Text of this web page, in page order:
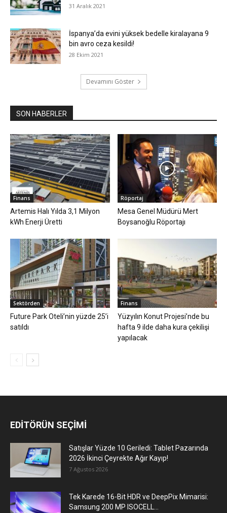
31 Aralık 2021
İspanya’da evini yüksek bedelle kiralayana 9
bin avro ceza kesildi!
28 Ekim 2021
Devamını Göster
SON HABERLER
Finans
Artemis Halı Yılda 3,1 Milyon
kWh Enerji Üretti
Röportaj
Mesa Genel Müdürü Mert
Boysanoğlu Röportajı
Sektörden
Future Park Oteli’nin yüzde 25’i
satıldı
Finans
Yüzyılın Konut Projesi’nde bu
hafta 9 ilde daha kura çekilişi
yapılacak
EDİTÖRÜN SEÇİMİ
Satışlar Yüzde 10 Geriledi: Tablet Pazarında
2026 İkinci Çeyrekte Ağır Kayıp!
7 Ağustos 2026
Tek Karede 16-Bit HDR ve DeepPix Mimarisi:
Samsung 200 MP ISOCELL...